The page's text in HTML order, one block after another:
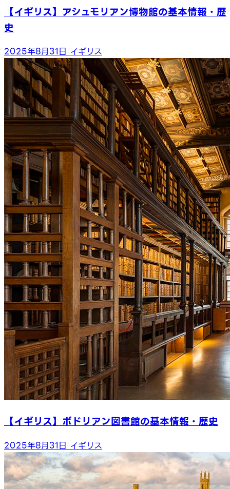
【イギリス】アシュモリアン博物館の基本情報・歴
史
2025年8月31日 イギリス
【イギリス】ボドリアン図書館の基本情報・歴史
2025年8月31日 イギリス